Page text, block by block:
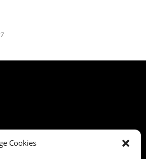
Cookies